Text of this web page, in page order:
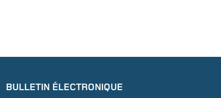
BULLETIN ÉLECTRONIQUE